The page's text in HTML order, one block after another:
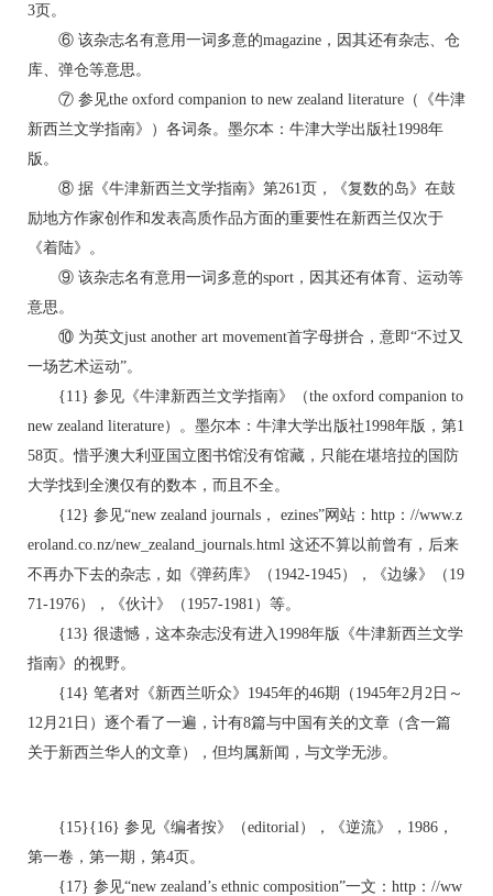
3页。
⑥ 该杂志名有意用一词多意的magazine，因其还有杂志、仓
库、弹仓等意思。
⑦ 参见the oxford companion to new zealand literature（《牛津
新西兰文学指南》）各词条。墨尔本：牛津大学出版社1998年
版。
⑧ 据《牛津新西兰文学指南》第261页，《复数的岛》在鼓
励地方作家创作和发表高质作品方面的重要性在新西兰仅次于
《着陆》。
⑨ 该杂志名有意用一词多意的sport，因其还有体育、运动等
意思。
⑩ 为英文just another art movement首字母拼合，意即“不过又
一场艺术运动”。
{11} 参见《牛津新西兰文学指南》（the oxford companion to
new zealand literature）。墨尔本：牛津大学出版社1998年版，第1
58页。惜乎澳大利亚国立图书馆没有馆藏，只能在堪培拉的国防
大学找到全澳仅有的数本，而且不全。
{12} 参见“new zealand journals， ezines”网站：http：//www.z
eroland.co.nz/new_zealand_journals.html 这还不算以前曾有，后来
不再办下去的杂志，如《弹药库》（1942-1945），《边缘》（19
71-1976），《伙计》（1957-1981）等。
{13} 很遗憾，这本杂志没有进入1998年版《牛津新西兰文学
指南》的视野。
{14} 笔者对《新西兰听众》1945年的46期（1945年2月2日～
12月21日）逐个看了一遍，计有8篇与中国有关的文章（含一篇
关于新西兰华人的文章），但均属新闻，与文学无涉。
{15}{16} 参见《编者按》（editorial），《逆流》，1986，
第一卷，第一期，第4页。
{17} 参见“new zealand’s ethnic composition”一文：http：//ww